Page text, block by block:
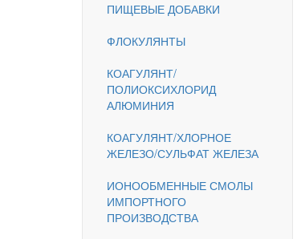
ПИЩЕВЫЕ ДОБАВКИ
ФЛОКУЛЯНТЫ
КОАГУЛЯНТ/
ПОЛИОКСИХЛОРИД
АЛЮМИНИЯ
КОАГУЛЯНТ/ХЛОРНОЕ
ЖЕЛЕЗО/СУЛЬФАТ ЖЕЛЕЗА
ИОНООБМЕННЫЕ СМОЛЫ
ИМПОРТНОГО
ПРОИЗВОДСТВА